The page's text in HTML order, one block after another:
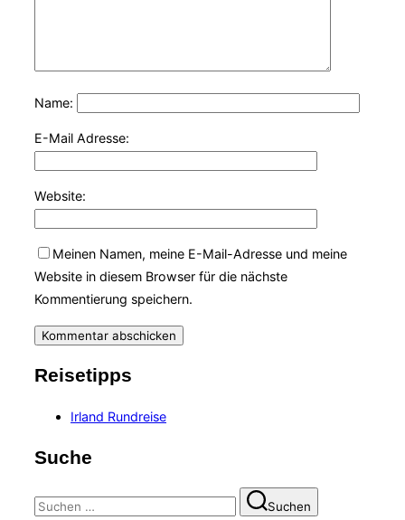
Name:
E-Mail Adresse:
Website:
Meinen Namen, meine E-Mail-Adresse und meine
Website in diesem Browser für die nächste
Kommentierung speichern.
Reisetipps
Irland Rundreise
Suche
Suchen
Suchen